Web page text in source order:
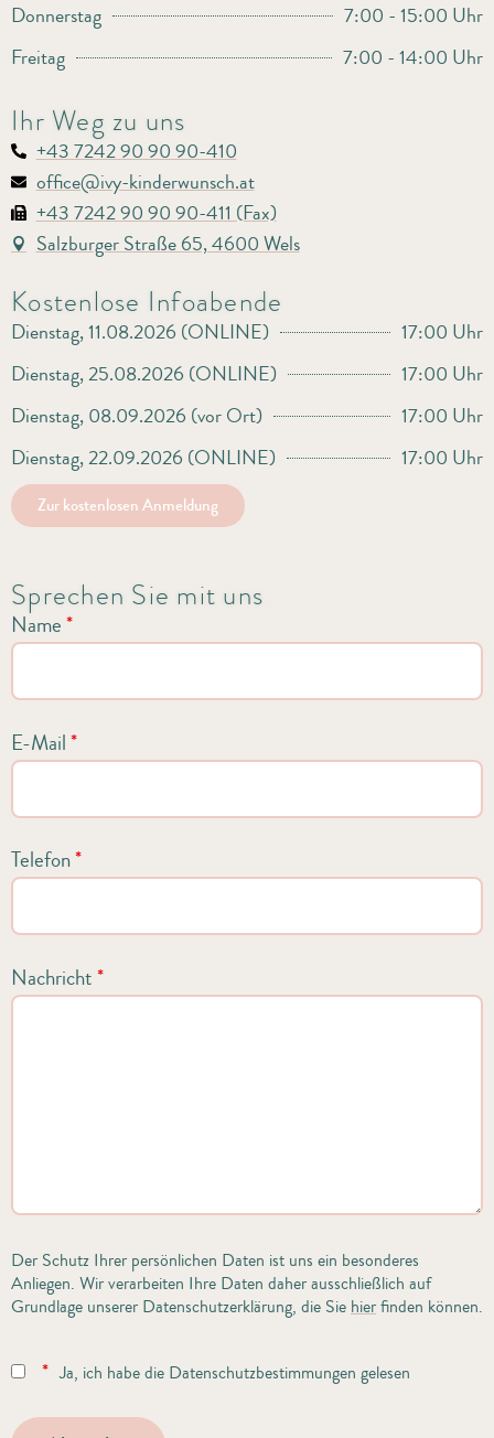
Donnerstag
7:00 - 15:00 Uhr
Freitag
7:00 - 14:00 Uhr
Ihr Weg zu uns
+43 7242 90 90 90-410
office@ivy-kinderwunsch.at
+43 7242 90 90 90-411 (Fax)
Salzburger Straße 65, 4600 Wels
Kostenlose Infoabende
Dienstag, 11.08.2026 (ONLINE)
17:00 Uhr
Dienstag, 25.08.2026 (ONLINE)
17:00 Uhr
Dienstag, 08.09.2026 (vor Ort)
17:00 Uhr
Dienstag, 22.09.2026 (ONLINE)
17:00 Uhr
Zur kostenlosen Anmeldung
Sprechen Sie mit uns
Name*
E-Mail*
Telefon*
Nachricht*
Der Schutz Ihrer persönlichen Daten ist uns ein besonderes
Anliegen. Wir verarbeiten Ihre Daten daher ausschließlich auf
Grundlage unserer Datenschutzerklärung, die Sie hierfinden können.
* Ja, ich habe die Datenschutzbestimmungen gelesen